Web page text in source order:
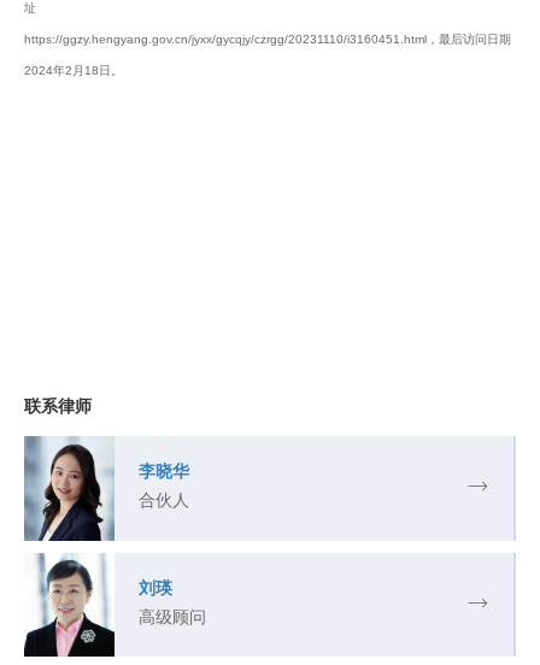
址
https://ggzy.hengyang.gov.cn/jyxx/gycqjy/czrgg/20231110/i3160451.html，最后访问日期
2024年2月18日。
联系律师
李晓华
合伙人
刘瑛
高级顾问